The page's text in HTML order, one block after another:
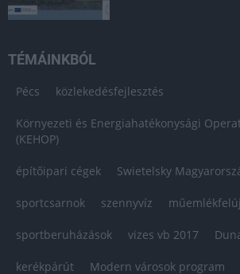
TÉMÁINKBÓL
Pécs közlekedésfejlesztés
Környezeti és Energiahatékonysági
(KEHOP)
építőipari cégek Swietelsky
sportcsarnok szennyvíz
sportberuházások vizes vb 2017
kerékpárút Modern városok program